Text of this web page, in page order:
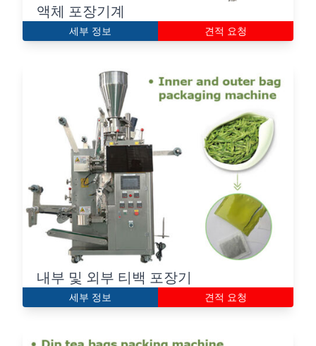
액체 포장기계
세부 정보 견적 요청
내부 및 외부 티백 포장기
세부 정보 견적 요청
Urdu
Greek
Italian